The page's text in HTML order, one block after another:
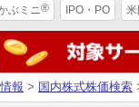
ぶミニ® IPO・PO
報 > 国内株式株価検索